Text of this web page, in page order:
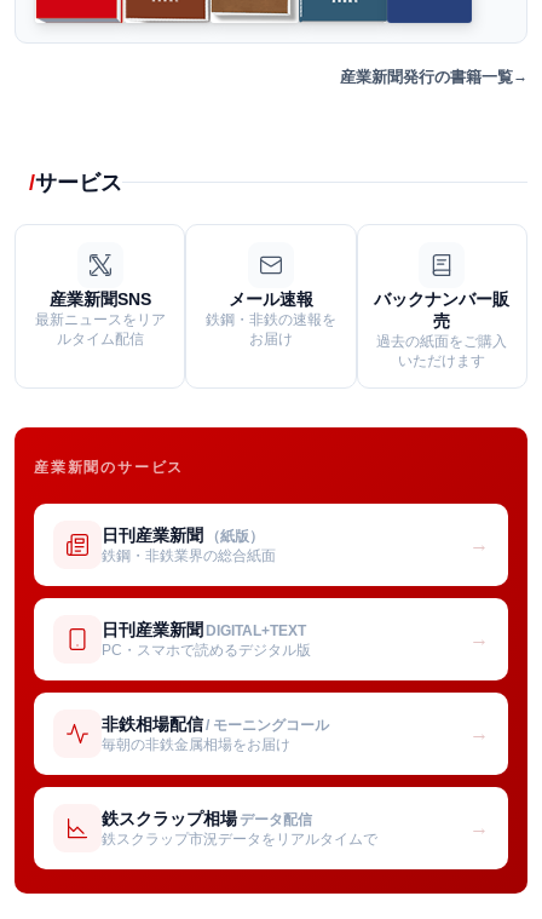
産業新聞発行の書籍一覧
サービス
産業新聞SNS
最新ニュースをリア
ルタイム配信
メール速報
鉄鋼・非鉄の速報を
お届け
バックナンバー販
売
過去の紙面をご購入
いただけます
産業新聞のサービス
日刊産業新聞 （紙版）
鉄鋼・非鉄業界の総合紙面
→
日刊産業新聞 DIGITAL+TEXT
PC・スマホで読めるデジタル版
→
非鉄相場配信/ モーニングコール
毎朝の非鉄金属相場をお届け
→
鉄スクラップ相場 データ配信
鉄スクラップ市況データをリアルタイムで
→